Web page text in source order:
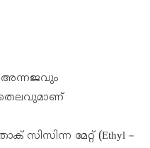
അന്നജവും
സിസിന്ന മേറ്റ് (Ethyl –